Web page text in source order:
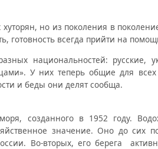
но из поколения в
готовность всегда прийти на
национальностей: русские,
У них теперь общие для
и беды они делят сообща.
созданного в 1952 году.
значение. Оно до сих
Во-вторых, его берега